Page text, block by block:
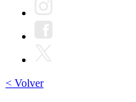
< Volver